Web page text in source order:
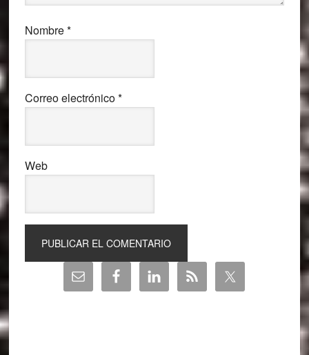
Nombre*
Correo electrónico*
Web
Barra
lateral